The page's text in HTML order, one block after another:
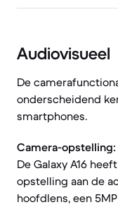
Audiovisueel
De
onderscheidend
smartphones.
Camera-opstelling:
De Galaxy A16
opstelling aan de
hoofdlens, een